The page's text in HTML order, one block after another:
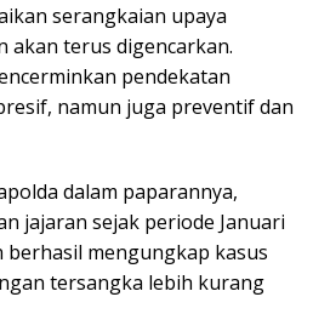
serangkaian upaya
akan terus digencarkan.
pendekatan
namun juga preventif dan
dalam paparannya,
jajaran sejak periode Januari
berhasil mengungkap kasus
tersangka lebih kurang